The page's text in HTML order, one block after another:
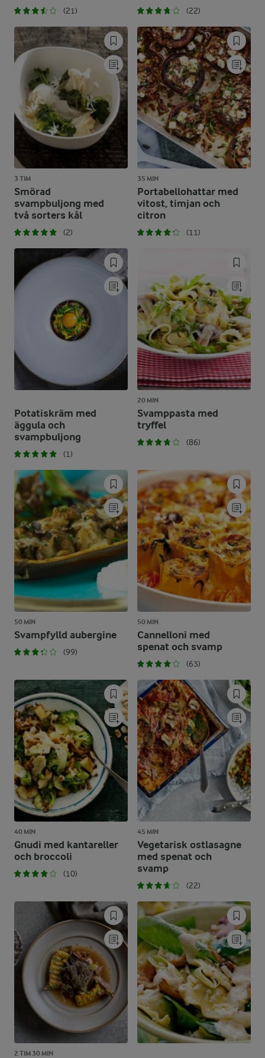
(21) (22)
3 TIM
Smörad
svampbuljong med
två sorters kål
(2)
35 MIN
Portabellohattar med
vitost, timjan och
citron
(11)
Potatiskräm med
äggula och
svampbuljong
(1)
20 MIN
Svamppasta med
tryffel
(86)
50 MIN
Svampfylld aubergine
(99)
50 MIN
Cannelloni med
spenat och svamp
(63)
40 MIN
Gnudi med kantareller
och broccoli
(10)
45 MIN
Vegetarisk ostlasagne
med spenat och
svamp
(22)
2 TIM 30 MIN